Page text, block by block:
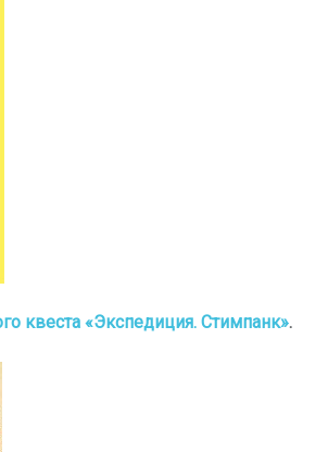
квеста «Экспедиция. Стимпанк».